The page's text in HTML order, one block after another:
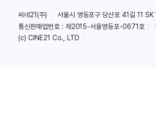
씨네21(주) 서울시 영등포구 당산로 41길 11
통신판매업번호 : 제2015-서울영등포-0671호
(c) CINE21 Co., LTD